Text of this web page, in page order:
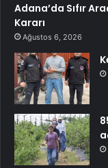
Adana’da Sıfır
Kararı
Ağustos 6, 2026